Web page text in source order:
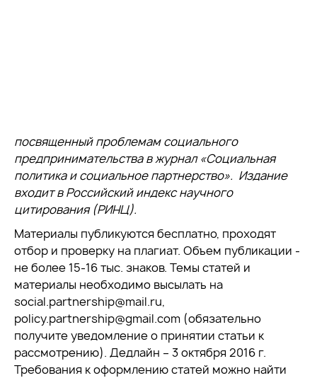
посвященный проблемам социального
предпринимательства в журнал «Социальная
политика и социальное партнерство». Издание
входит в Российский индекс научного
цитирования (РИНЦ).
Материалы публикуются бесплатно, проходят
отбор и проверку на плагиат. Объем публикации -
не более 15-16 тыс. знаков. Темы статей и
материалы необходимо высылать на
social.partnership@mail.ru,
policy.partnership@gmail.com (обязательно
получите уведомление о принятии статьи к
рассмотрению). Дедлайн – 3 октября 2016 г.
Требования к оформлению статей можно найти